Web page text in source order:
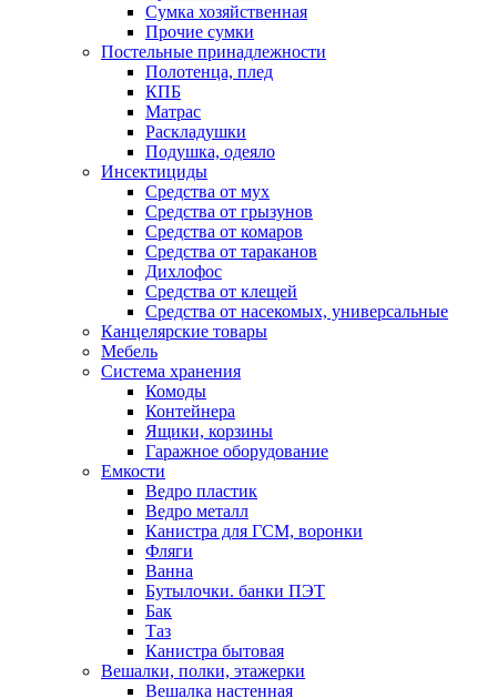
Сумка хозяйственная
Прочие сумки
Постельные принадлежности
Полотенца, плед
КПБ
Матрас
Раскладушки
Подушка, одеяло
Инсектициды
Средства от мух
Средства от грызунов
Средства от комаров
Средства от тараканов
Дихлофос
Средства от клещей
Средства от насекомых, универсальные
Канцелярские товары
Мебель
Система хранения
Комоды
Контейнера
Ящики, корзины
Гаражное оборудование
Емкости
Ведро пластик
Ведро металл
Канистра для ГСМ, воронки
Фляги
Ванна
Бутылочки. банки ПЭТ
Бак
Таз
Канистра бытовая
Вешалки, полки, этажерки
Вешалка настенная